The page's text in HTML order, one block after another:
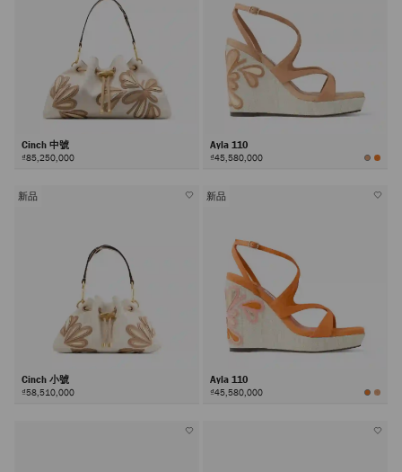
Cinch 中號
₫85,250,000
Ayla 110
₫45,580,000
新品
Cinch 小號
₫58,510,000
新品
Ayla 110
₫45,580,000